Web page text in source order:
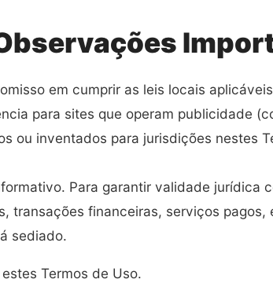
em cumprir as leis locais
para sites que operam publicidade
ou inventados para jurisdições nestes
Para garantir validade jurídica
transações financeiras, serviços
sediado.
Termos de Uso.